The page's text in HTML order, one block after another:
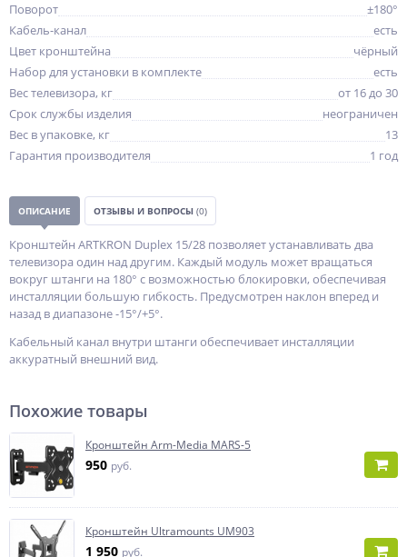
Поворот
±180°
Кабель-канал
есть
Цвет кронштейна
чёрный
Набор для установки в комплекте
есть
Вес телевизора, кг
от 16 до 30
Срок службы изделия
неограничен
Вес в упаковке, кг
13
Гарантия производителя
1 год
ОПИСАНИЕ ОТЗЫВЫ И ВОПРОСЫ (0)
Кронштейн ARTKRON Duplex 15/28 позволяет устанавливать два
телевизора один над другим. Каждый модуль может вращаться
вокруг штанги на 180° с возможностью блокировки, обеспечивая
инсталляции большую гибкость. Предусмотрен наклон вперед и
назад в диапазоне -15°/+5°.
Кабельный канал внутри штанги обеспечивает инсталляции
аккуратный внешний вид.
Похожие товары
Кронштейн Arm-Media MARS-5
950 руб.
Кронштейн Ultramounts UM903
1 950 руб.